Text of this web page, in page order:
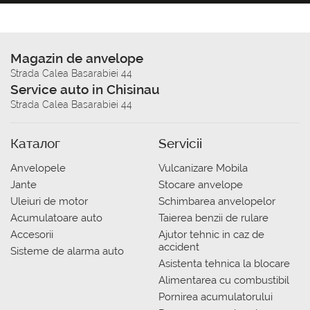
Magazin de anvelope
Strada Calea Basarabiei 44
Service auto in Chisinau
Strada Calea Basarabiei 44
Каталог
Anvelopele
Jante
Uleiuri de motor
Acumulatoare auto
Accesorii
Sisteme de alarma auto
Servicii
Vulcanizare Mobila
Stocare anvelope
Schimbarea anvelopelor
Taierea benzii de rulare
Ajutor tehnic in caz de
accident
Asistenta tehnica la blocare
Alimentarea cu combustibil
Pornirea acumulatorului